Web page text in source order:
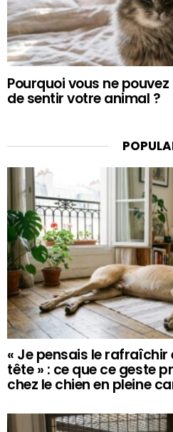
Pourquoi vous ne
de sentir votre animal ?
« Je pensais le
tête » : ce que ce geste
chez le chien en pleine